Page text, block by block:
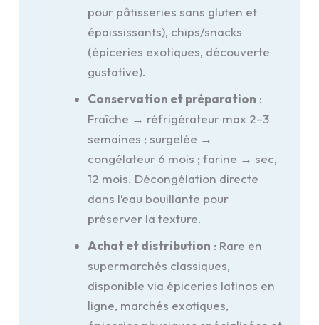
pour pâtisseries sans gluten et
épaississants), chips/snacks
(épiceries exotiques, découverte
gustative).
Conservation et préparation :
Fraîche → réfrigérateur max 2–3
semaines ; surgelée →
congélateur 6 mois ; farine → sec,
12 mois. Décongélation directe
dans l’eau bouillante pour
préserver la texture.
Achat et distribution : Rare en
supermarchés classiques,
disponible via épiceries latinos en
ligne, marchés exotiques,